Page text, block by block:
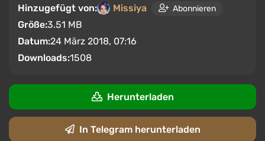
Hinzugefügt von:
Missiya Abonnieren
Größe:3.51 MB
Datum:24 März 2018, 07:16
Downloads:1508
Herunterladen
In Telegram herunterladen